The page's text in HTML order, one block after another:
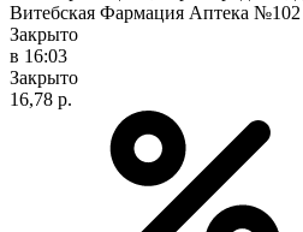
Витебская Фармация Аптека №102
Закрыто
в 16:03
Закрыто
16,78 р.